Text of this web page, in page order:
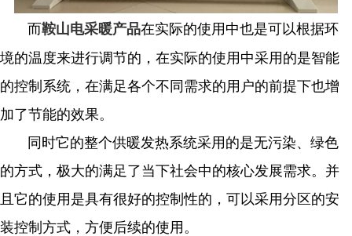
而鞍山电采暖产品在实际的使用中也是可以根据环
境的温度来进行调节的，在实际的使用中采用的是智能
的控制系统，在满足各个不同需求的用户的前提下也增
加了节能的效果。
同时它的整个供暖发热系统采用的是无污染、绿色
的方式，极大的满足了当下社会中的核心发展需求。并
且它的使用是具有很好的控制性的，可以采用分区的安
装控制方式，方便后续的使用。